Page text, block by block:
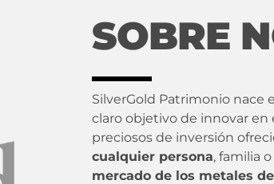
SOBRE
SilverGold Patrimonio nace
claro objetivo de innovar
preciosos de inversión
cualquier persona, familia
mercado de los metales